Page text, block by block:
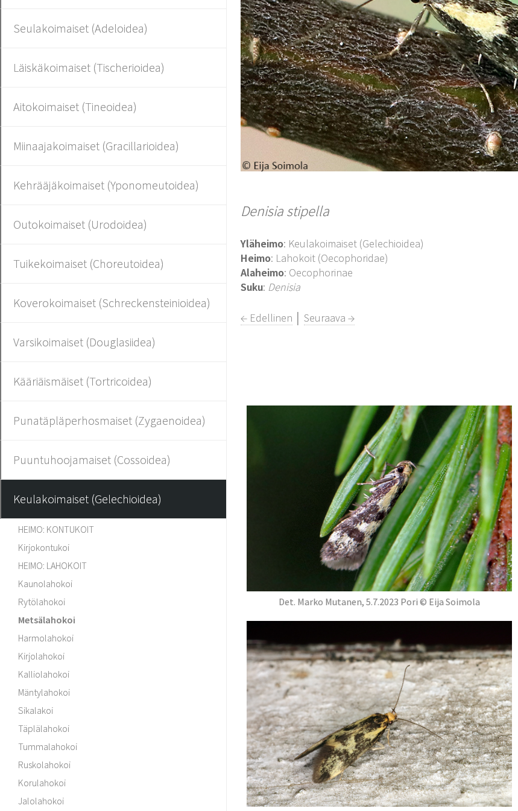
Seulakoimaiset (Adeloidea)
Läiskäkoimaiset (Tischerioidea)
Aitokoimaiset (Tineoidea)
Miinaajakoimaiset (Gracillarioidea)
Kehrääjäkoimaiset (Yponomeutoidea)
Outokoimaiset (Urodoidea)
Tuikekoimaiset (Choreutoidea)
Koverokoimaiset (Schreckensteinioidea)
Varsikoimaiset (Douglasiidea)
Kääriäismäiset (Tortricoidea)
Punatäpläperhosmaiset (Zygaenoidea)
Puuntuhoojamaiset (Cossoidea)
Keulakoimaiset (Gelechioidea)
HEIMO: KONTUKOIT
Kirjokontukoi
HEIMO: LAHOKOIT
Kaunolahokoi
Rytölahokoi
Metsälahokoi
Harmolahokoi
Kirjolahokoi
Kalliolahokoi
Mäntylahokoi
Sikalakoi
Täplälahokoi
Tummalahokoi
Ruskolahokoi
Korulahokoi
Jalolahokoi
Denisia stipella
Yläheimo: Keulakoimaiset (Gelechioidea)
Heimo: Lahokoit (Oecophoridae)
Alaheimo: Oecophorinae
Suku: Denisia
← Edellinen │Seuraava →
Det. Marko Mutanen, 5.7.2023 Pori © Eija Soimola